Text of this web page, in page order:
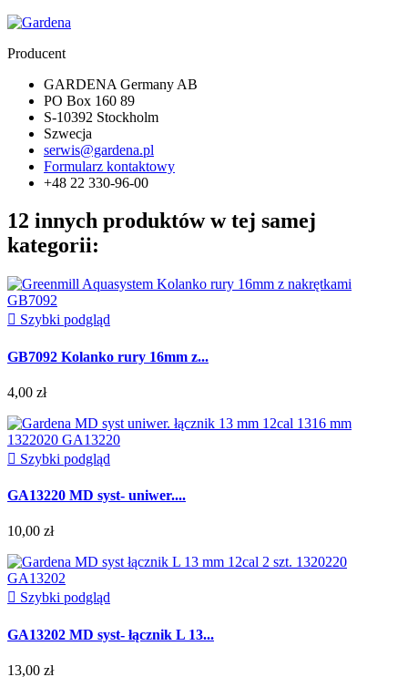
Producent
GARDENA Germany AB
PO Box 160 89
S-10392 Stockholm
Szwecja
serwis@gardena.pl
Formularz kontaktowy
+48 22 330-96-00
12 innych produktów w tej samej
kategorii:
 Szybki podgląd
GB7092 Kolanko rury 16mm z...
4,00 zł
 Szybki podgląd
GA13220 MD syst- uniwer....
10,00 zł
 Szybki podgląd
GA13202 MD syst- łącznik L 13...
13,00 zł